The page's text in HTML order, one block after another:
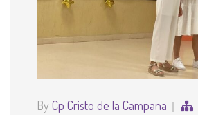
By Cp Cristo de la Campana